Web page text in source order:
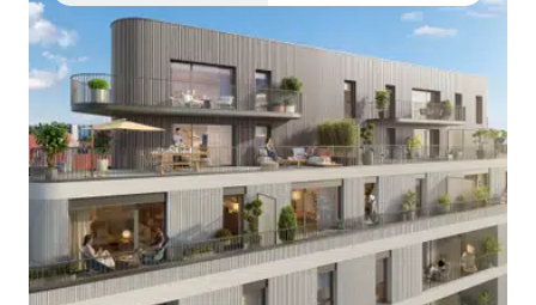
au coeur du département de l'Eure. La ville est à mi-
chemin entre Paris et Rouen. Elle propose 18
appartements neufs de 2 au 4 pièces, avec un espace
de vie extérieur : terrasse, balcon. La résidence
idéalement située à proximité du centre-ville et à
quelques pas de la gare SNCF (axe Paris Saint-
Lazare-Rouen-Le Havre), offre un accès rapide aux
commerces et aux différentes animations. Pour
habiter, profitez du Prêt à Taux Zéro et de la TVA
réduite (5.5%). Pour investir, bénéficiez des dispositifs
LMNP […] Voir le programme immobilier neuf >>